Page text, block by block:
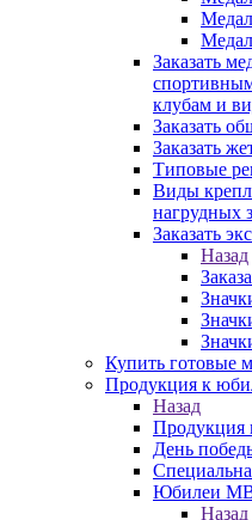
Заказать
клубам и
Заказать
Заказать
Типовые
Виды
нагрудных
Заказать
Назад
Купить готовые
Продукция к
Назад
Продукция
День
Юбилеи
Назад